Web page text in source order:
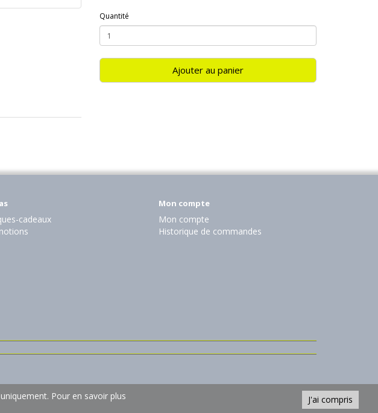
Quantité
Ajouter au panier
cadeaux
Mon compte
Mon compte
Historique de commandes
J'ai compris
Pour en savoir plus